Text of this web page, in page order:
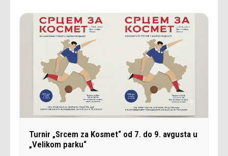
Turnir „Srcem za Kosmet“ od 7. do 9. avgusta u
„Velikom parku“